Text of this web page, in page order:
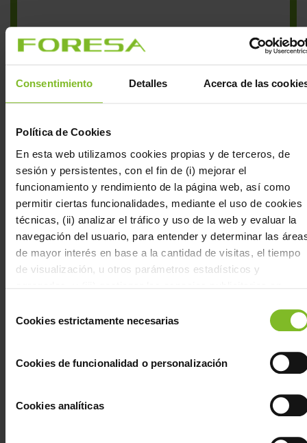
Consentimiento Detalles Acerca de las
Política de Cookies
En esta web utilizamos cookies propias y de terceros, de
sesión y persistentes, con el fin de (i) mejorar el
funcionamiento y rendimiento de la página web, así como
permitir ciertas funcionalidades, mediante el uso de cookies
técnicas, (ii) analizar el tráfico y uso de la web y evaluar la
navegación del usuario, para entender y determinar las
de mayor interés en base a la cantidad de visitas, el tiempo
de visualización, u otros parámetros estadísticos y
según aquellos aspectos que consideramos del interés del
usuario de acuerdo con su navegación por nuestra web.
Puede configurar las cookies mediante nuestro Configurador
disponible mediante el botón “Personalizar”, aceptar todas
las necesarias para el correcto funcionamiento de la web en
deCookies estrictamente necesarias
Cookies de funcionalidad o personalización
Cookies analíticas
Certifications
Doña
Caldas de
Espagne
05 92 00confidentialité
Canal de
Protection
des
2016/679
et
LOPDGDD
FORESA,
Portugal :